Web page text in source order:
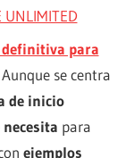
UNLIMITED
para
Aunque se centra
de inicio
para
ejemplos